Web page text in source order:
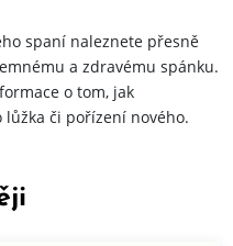
spaní naleznete přesně
a zdravému spánku.
o tom, jak
či pořízení nového.